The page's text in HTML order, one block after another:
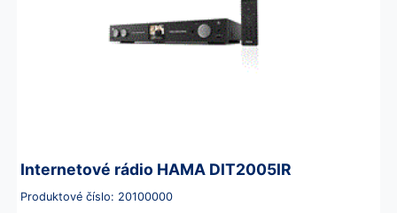
Internetové rádio HAMA DIT2005IR
Produktové číslo: 20100000